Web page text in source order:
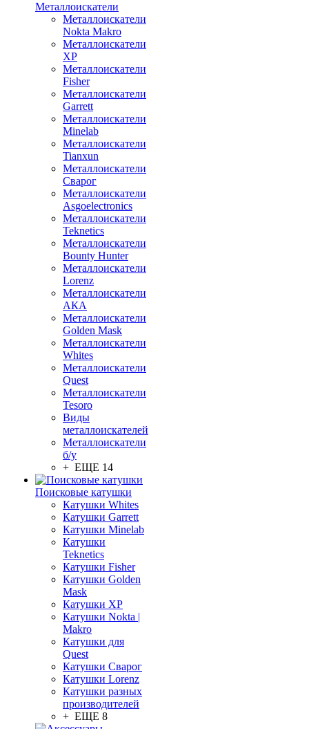
Металлоискатели
Металлоискатели
Nokta Makro
Металлоискатели
XP
Металлоискатели
Fisher
Металлоискатели
Garrett
Металлоискатели
Minelab
Металлоискатели
Tianxun
Металлоискатели
Сварог
Металлоискатели
Asgoelectronics
Металлоискатели
Teknetics
Металлоискатели
Bounty Hunter
Металлоискатели
Lorenz
Металлоискатели
АКА
Металлоискатели
Golden Mask
Металлоискатели
Whites
Металлоискатели
Quest
Металлоискатели
Tesoro
Виды
металлоискателей
Металлоискатели
б/у
+ ЕЩЕ 14
Поисковые катушки
Катушки Whites
Катушки Garrett
Катушки Minelab
Катушки
Teknetics
Катушки Fisher
Катушки Golden
Mask
Катушки XP
Катушки Nokta |
Makro
Катушки для
Quest
Катушки Сварог
Катушки Lorenz
Катушки разных
производителей
+ ЕЩЕ 8